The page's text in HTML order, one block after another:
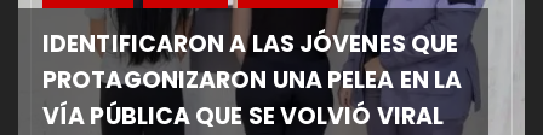
IDENTIFICARON A LAS JÓVENES QUE
PROTAGONIZARON UNA PELEA EN LA
VÍA PÚBLICA QUE SE VOLVIÓ VIRAL